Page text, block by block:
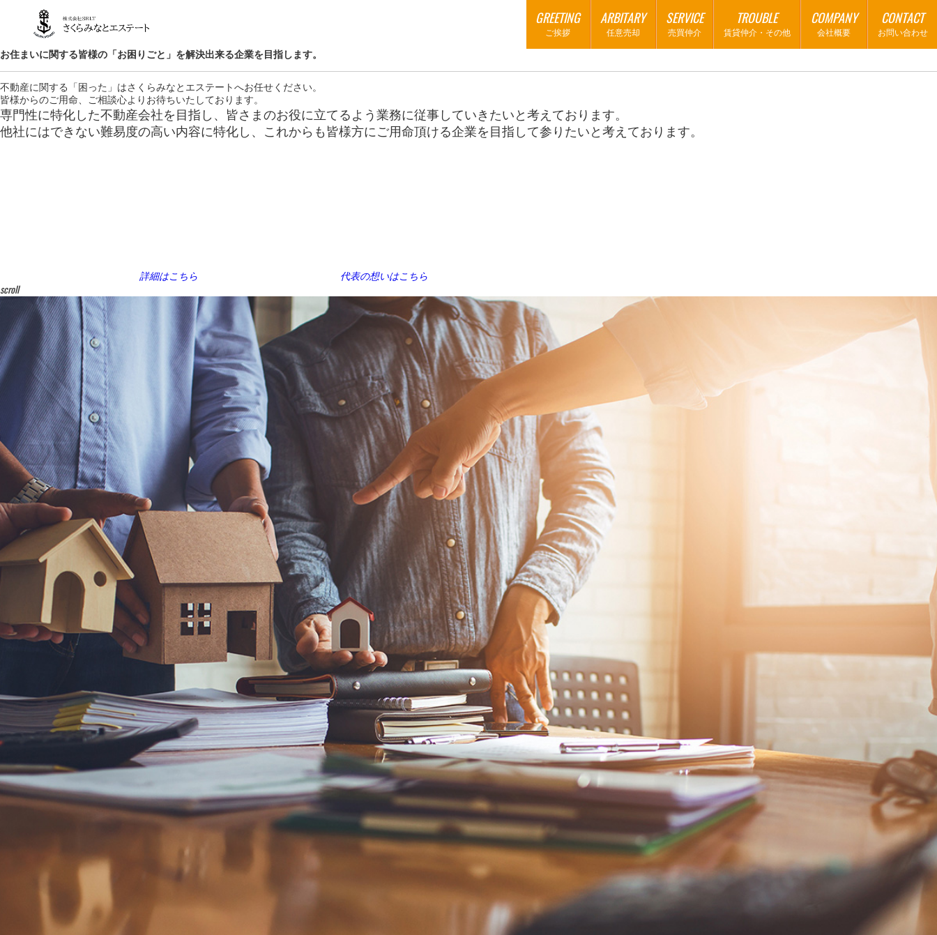
GREETING
ご挨拶
ARBITARY
任意売却
SERVICE
売買仲介
TROUBLE
賃貸仲介・その他
COMPANY
会社概要
CONTACT
お問い合わせ
お住まいに関する皆様の「お困りごと」を解決出来る企業を目指します。
不動産に関する「困った」はさくらみなとエステートへお任せください。
皆様からのご用命、ご相談心よりお待ちいたしております。
専門性に特化した不動産会社を目指し、皆さまのお役に立てるよう業務に従事していきたいと考えております。
他社にはできない難易度の高い内容に特化し、これからも皆様方にご用命頂ける企業を目指して参りたいと考えております。
詳細はこちら 代表の想いはこちら
scroll
売却購入に纏わる皆様のお困りごとにご対応させて頂きます。
住宅の購入や売却は人生の中で何度も経験するものではないと思います。
そんな数少ない経験の中で専門家としてどのように皆様のお役に立てるのか？そんな疑問を払拭する為に当社ではより専門性の高い案件に特化したサービスをおこなっております。
もちろんお困りごとの無い一般的な案件もお任せください！！
詳細はこちら
OUR STRENGTH
比較して安心！さくらみなとエステートの強み
SERVICE
当社のサービス
行政書士による任意売却、建築士による建物診断付仲介からファイナンシャルプランナーによる個人資産設計。